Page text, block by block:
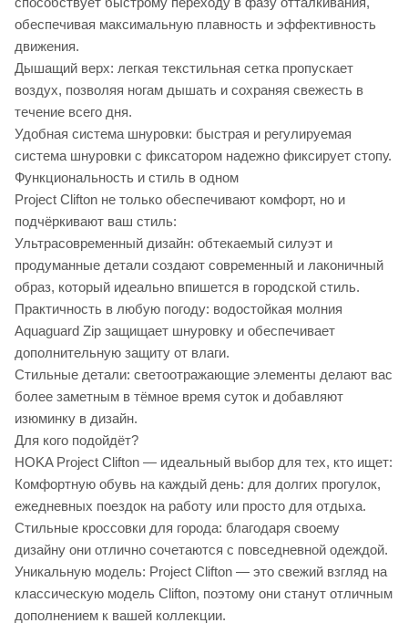
обеспечивая максимальную плавность и эффективность
движения.
Дышащий верх: легкая текстильная сетка пропускает
воздух, позволяя ногам дышать и сохраняя свежесть в
течение всего дня.
Удобная система шнуровки: быстрая и регулируемая
система шнуровки с фиксатором надежно фиксирует стопу.
Функциональность и стиль в одном
Project Clifton не только обеспечивают комфорт, но и
подчёркивают ваш стиль:
Ультрасовременный дизайн: обтекаемый силуэт и
продуманные детали создают современный и лаконичный
образ, который идеально впишется в городской стиль.
Практичность в любую погоду: водостойкая молния
Aquaguard Zip защищает шнуровку и обеспечивает
дополнительную защиту от влаги.
Стильные детали: светоотражающие элементы делают вас
более заметным в тёмное время суток и добавляют
изюминку в дизайн.
Для кого подойдёт?
HOKA Project Clifton — идеальный выбор для тех, кто ищет:
Комфортную обувь на каждый день: для долгих прогулок,
ежедневных поездок на работу или просто для отдыха.
Стильные кроссовки для города: благодаря своему
дизайну они отлично сочетаются с повседневной одеждой.
Уникальную модель: Project Clifton — это свежий взгляд на
классическую модель Clifton, поэтому они станут отличным
дополнением к вашей коллекции.